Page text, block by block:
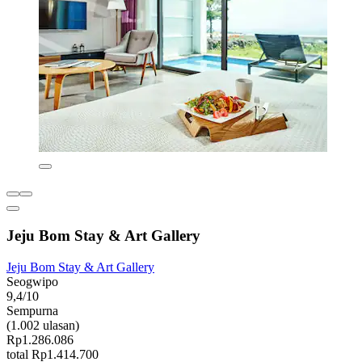
Jeju Bom Stay & Art Gallery
Jeju Bom Stay & Art Gallery
Seogwipo
9,4/10
Sempurna
(1.002 ulasan)
Rp1.286.086
total Rp1.414.700